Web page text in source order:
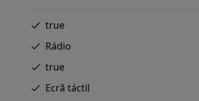
true
Rádio
true
Ecrã táctil